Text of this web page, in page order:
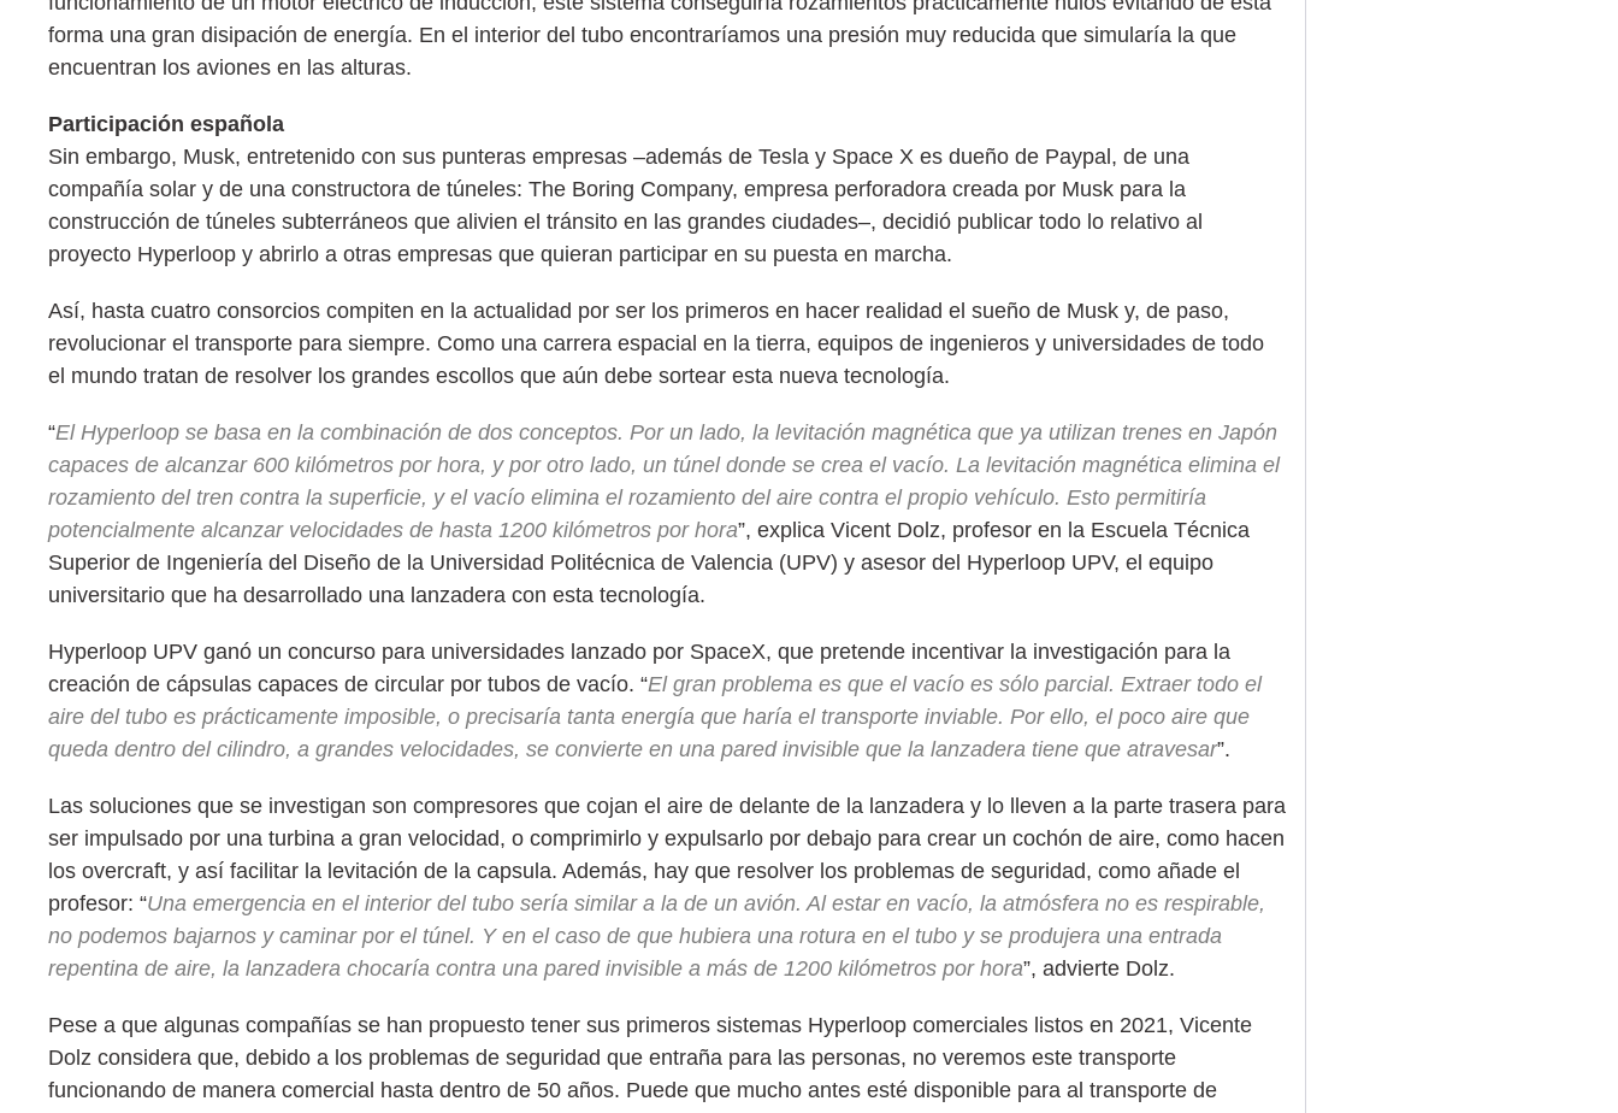
forma una gran disipación de energía. En el interior del tubo encontraríamos una presión muy reducida que simularía la que
encuentran los aviones en las alturas.
Participación española
Sin embargo, Musk, entretenido con sus punteras empresas –además de Tesla y Space X es dueño de Paypal, de una
compañía solar y de una constructora de túneles: The Boring Company, empresa perforadora creada por Musk para la
construcción de túneles subterráneos que alivien el tránsito en las grandes ciudades–, decidió publicar todo lo relativo al
proyecto Hyperloop y abrirlo a otras empresas que quieran participar en su puesta en marcha.
Así, hasta cuatro consorcios compiten en la actualidad por ser los primeros en hacer realidad el sueño de Musk y, de paso,
revolucionar el transporte para siempre. Como una carrera espacial en la tierra, equipos de ingenieros y universidades de todo
el mundo tratan de resolver los grandes escollos que aún debe sortear esta nueva tecnología.
“El Hyperloop se basa en la combinación de dos conceptos. Por un lado, la levitación magnética que ya utilizan trenes en Japón
capaces de alcanzar 600 kilómetros por hora, y por otro lado, un túnel donde se crea el vacío. La levitación magnética elimina el
rozamiento del tren contra la superficie, y el vacío elimina el rozamiento del aire contra el propio vehículo. Esto permitiría
potencialmente alcanzar velocidades de hasta 1200 kilómetros por hora”, explica Vicent Dolz, profesor en la Escuela Técnica
Superior de Ingeniería del Diseño de la Universidad Politécnica de Valencia (UPV) y asesor del Hyperloop UPV, el equipo
universitario que ha desarrollado una lanzadera con esta tecnología.
Hyperloop UPV ganó un concurso para universidades lanzado por SpaceX, que pretende incentivar la investigación para la
creación de cápsulas capaces de circular por tubos de vacío. “El gran problema es que el vacío es sólo parcial. Extraer todo el
aire del tubo es prácticamente imposible, o precisaría tanta energía que haría el transporte inviable. Por ello, el poco aire que
queda dentro del cilindro, a grandes velocidades, se convierte en una pared invisible que la lanzadera tiene que atravesar”.
Las soluciones que se investigan son compresores que cojan el aire de delante de la lanzadera y lo lleven a la parte trasera para
ser impulsado por una turbina a gran velocidad, o comprimirlo y expulsarlo por debajo para crear un cochón de aire, como hacen
los overcraft, y así facilitar la levitación de la capsula. Además, hay que resolver los problemas de seguridad, como añade el
profesor: “Una emergencia en el interior del tubo sería similar a la de un avión. Al estar en vacío, la atmósfera no es respirable,
no podemos bajarnos y caminar por el túnel. Y en el caso de que hubiera una rotura en el tubo y se produjera una entrada
repentina de aire, la lanzadera chocaría contra una pared invisible a más de 1200 kilómetros por hora”, advierte Dolz.
Pese a que algunas compañías se han propuesto tener sus primeros sistemas Hyperloop comerciales listos en 2021, Vicente
Dolz considera que, debido a los problemas de seguridad que entraña para las personas, no veremos este transporte
funcionando de manera comercial hasta dentro de 50 años. Puede que mucho antes esté disponible para al transporte de